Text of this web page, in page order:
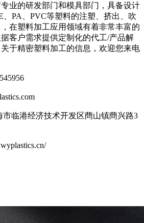
业的研发部门和模具部门，具备设计
、PA、PVC等塑料的注塑、挤出、吹
在塑料加工应用领域有着非常丰富的
客户需求提供定制化的代工/产品解
于精密塑料加工的信息，欢迎您来电
临港经济技术开发区蔄山镇蔄兴路3